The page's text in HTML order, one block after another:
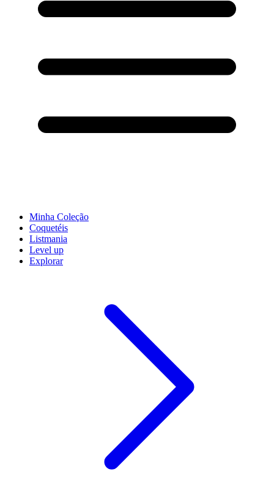
Minha Coleção
Coquetéis
Listmania
Level up
Explorar